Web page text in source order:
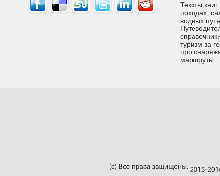
Тексты
походах,
водных
туризм за
про
маршруты.